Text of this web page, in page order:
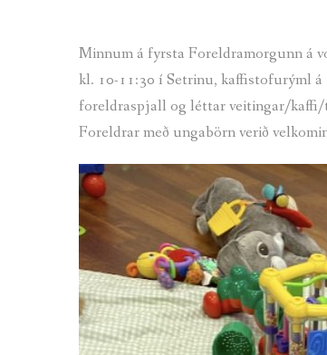
Minnum á fyrsta Foreldramorgunn á
kl. 10-11:30 í Setrinu, kaffistofurýml
foreldraspjall og léttar veitingar/kaffi/
Foreldrar með ungabörn verið